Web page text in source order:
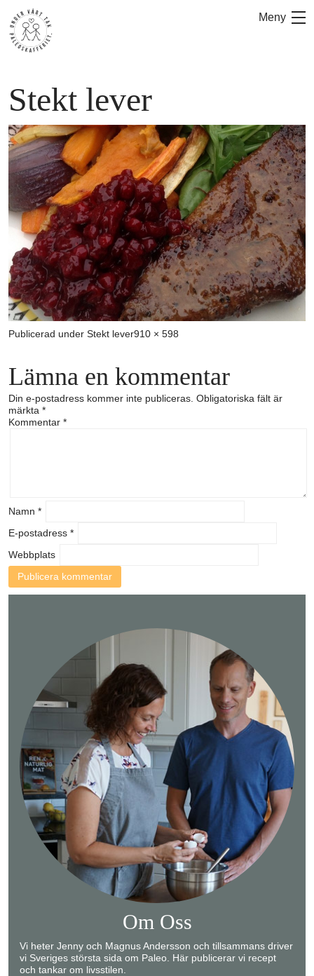
innehåll
Meny
Stekt lever
Publicerad under Stekt leverFull
910 × 598
Lämna en kommentar
Din e-postadress kommer inte publiceras. Obligatoriska fält är
märkta *
Kommentar *
Namn *
E-postadress *
Webbplats
Om Oss
Vi heter Jenny och Magnus Andersson och tillsammans driver
vi Sveriges största sida om Paleo. Här publicerar vi recept
och tankar om livsstilen.